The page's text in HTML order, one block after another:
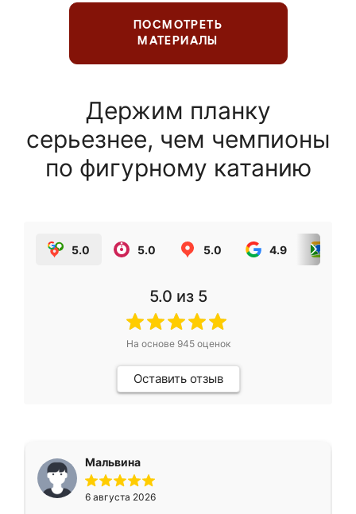
ПОСМОТРЕТЬ
МАТЕРИАЛЫ
Держим планку
серьезнее, чем чемпионы
по фигурному катанию
5.0 5.0 5.0 4.9
5.0 из 5
На основе 945оценок
Оставить отзыв
Мальвина
6 августа 2026